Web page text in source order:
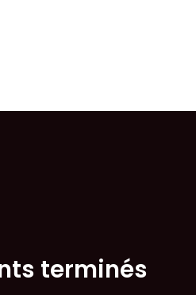
terminés